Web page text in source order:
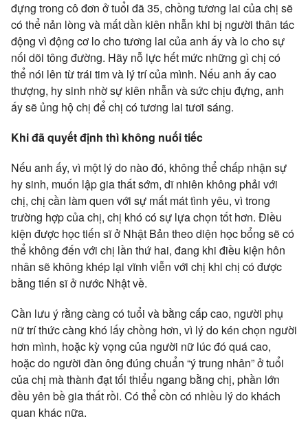
đựng trong cô đơn ở tuổi đã 35, chồng tương lai của chị sẽ
có thể nản lòng và mất dần kiên nhẫn khi bị người thân tác
động vì động cơ lo cho tương lai của anh ấy và lo cho sự
nối dõi tông đường. Hãy nỗ lực hết mức những gì chị có
thể nói lên từ trái tim và lý trí của mình. Nếu anh ấy cao
thượng, hy sinh nhờ sự kiên nhẫn và sức chịu đựng, anh
ấy sẽ ủng hộ chị để chị có tương lai tươi sáng.
Khi đã quyết định thì không nuối tiếc
Nếu anh ấy, vì một lý do nào đó, không thể chấp nhận sự
hy sinh, muốn lập gia thất sớm, dĩ nhiên không phải với
chị, chị cần làm quen với sự mất mát tình yêu, vì trong
trường hợp của chị, chị khó có sự lựa chọn tốt hơn. Điều
kiện được học tiến sĩ ở Nhật Bản theo diện học bổng sẽ có
thể không đến với chị lần thứ hai, đang khi điều kiện hôn
nhân sẽ không khép lại vĩnh viễn với chị khi chị có được
bằng tiến sĩ ở nước Nhật về.
Cần lưu ý rằng càng có tuổi và bằng cấp cao, người phụ
nữ trí thức càng khó lấy chồng hơn, vì lý do kén chọn người
hơn mình, hoặc kỳ vọng của người nữ lúc đó quá cao,
hoặc do người đàn ông đúng chuẩn “ý trung nhân” ở tuổi
của chị mà thành đạt tối thiểu ngang bằng chị, phần lớn
đều yên bề gia thất rồi. Có thể còn có nhiều lý do khách
quan khác nữa.